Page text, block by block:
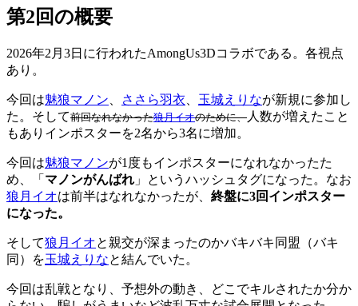
第2回の概要
2026年2月3日に行われたAmongUs3Dコラボである。各視点
あり。
今回は魅狼マノン ささら羽衣 玉城えりなが新規に参加し
た。そして前回なれなかった狼月イオのために、 人数が増えたこと
もありインポスターを2名から3名に増加。
今回は魅狼マノンが1度もインポスターになれなかったた
め、「 マノンがんばれ 」というハッシュタグになった。なお
狼月イオは前半はなれなかったが、 終盤に3回インポスター
になった。
そして狼月イオと親交が深まったのかバキバキ同盟（バキ
同）を玉城えりなと結んでいた。
今回は乱戦となり、予想外の動き、どこでキルされたか分か